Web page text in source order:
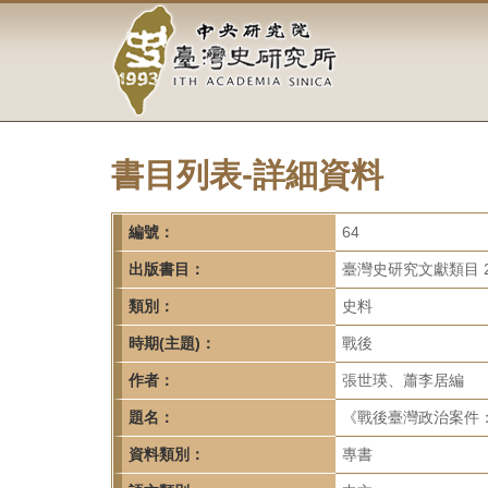
容
中
央
研
究
院-
臺
灣
史
研
究
所-
書目列表-詳細資料
編號： 64
出版書目： 臺灣史研究文獻類目
類別： 史料
時期(主題)： 戰後
作者： 張世瑛、蕭李居編
題名： 《戰後臺灣政治案
資料類別： 專書